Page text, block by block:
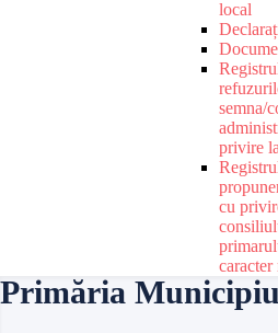
local
semna/
privire
cu
Primăria